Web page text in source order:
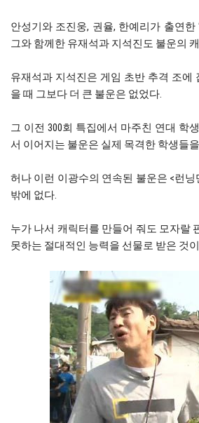
안성기와 조진웅, 권율, 한예리가 출연
그와 함께한 유재석과 지석진도 불운의
유재석과 지석진은 게임 초반 추격 조에
을 때 그보다 더 큰 불운은 없었다.
그 이전 300회 특집에서 마주친 연대 학
서 이어지는 불운은 실제 목격한 학생들
허나 이런 이광수의 연속된 불운은 <런
밖에 없다.
누가 나서 캐릭터를 만들어 줘도 모자랄
못하는 절대적인 능력을 선물로 받은 것